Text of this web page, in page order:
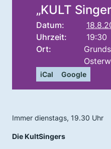
„KULT
Datum:
Uhrzeit:
19:30
Ort:
iCal Google
Immer dienstags, 19.30 Uhr
Die KultSingers